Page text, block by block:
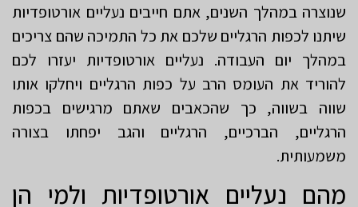
שנוצרה במהלך השנים, אתם חייבים נעליים אורטופדיות
שיתנו לכפות הרגליים שלכם את כל התמיכה שהם צריכים
במהלך יום העבודה. נעליים אורטופדיות יעזרו לכם
להוריד את העומס הרב על כפות הרגליים ויחלקו אותו
שווה בשווה, כך שהכאבים שאתם מרגישים בכפות
הרגליים, הברכיים, הרגליים והגב יפחתו בצורה
משמעותית.
מהם נעליים אורטופדיות ולמי הן